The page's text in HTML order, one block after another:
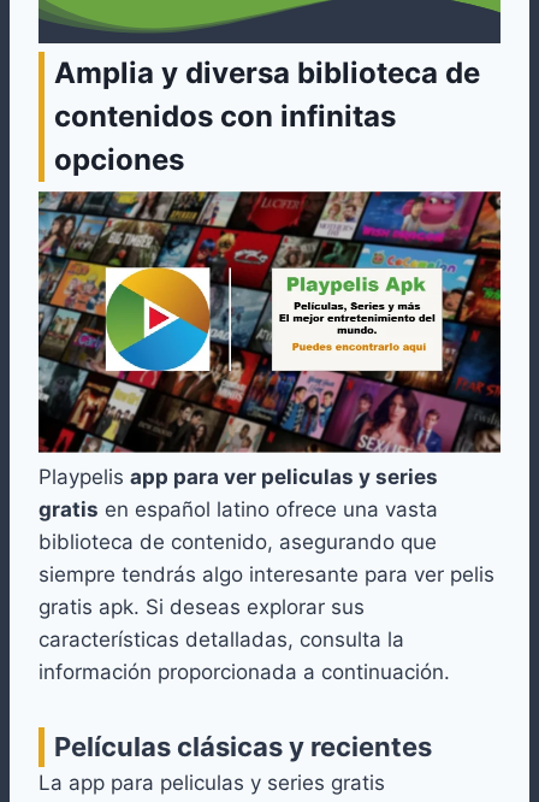
Amplia y diversa biblioteca de
contenidos con infinitas
opciones
Playpelis app para ver peliculas y series
gratis en español latino ofrece una vasta
biblioteca de contenido, asegurando que
siempre tendrás algo interesante para ver pelis
gratis apk. Si deseas explorar sus
características detalladas, consulta la
información proporcionada a continuación.
Películas clásicas y recientes
La app para peliculas y series gratis